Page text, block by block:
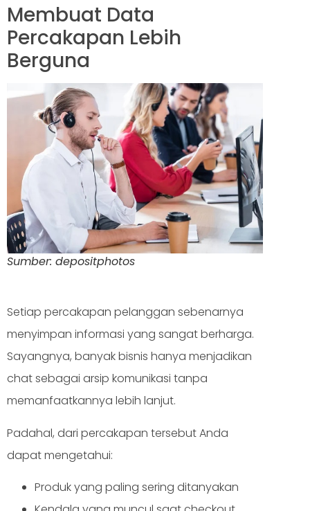
Membuat Data
Percakapan Lebih
Berguna
Sumber: depositphotos
Setiap percakapan pelanggan sebenarnya
menyimpan informasi yang sangat berharga.
Sayangnya, banyak bisnis hanya menjadikan
chat sebagai arsip komunikasi tanpa
memanfaatkannya lebih lanjut.
Padahal, dari percakapan tersebut Anda
dapat mengetahui:
Produk yang paling sering ditanyakan